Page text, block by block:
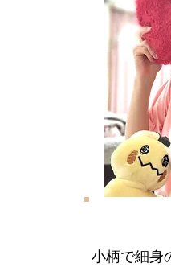
小柄で細身